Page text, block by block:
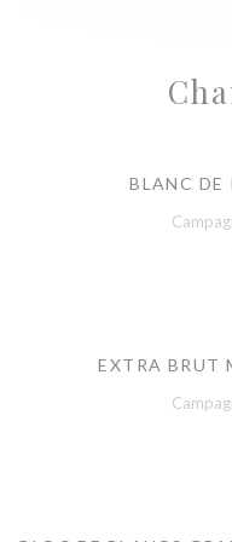
BLANC DE
EXTRA BRUT